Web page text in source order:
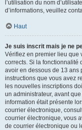
l’utilisation du nom
d’informations, veuillez
Haut
Je suis inscrit mais je ne
Vérifiez en premier lieu que
corrects. Si la fonctionnalité
avoir en dessous de 13 ans
instructions que vous avez
les nouvelles inscriptions
un administrateur, avant
information était présente
courrier électronique,
courrier électronique, vous
de courrier électronique ou